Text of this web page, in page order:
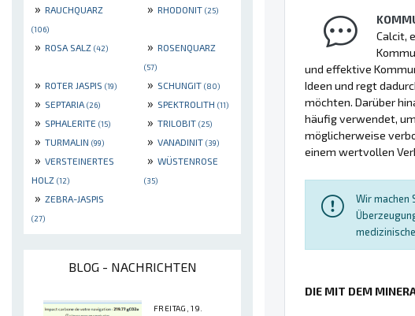
» RAUCHQUARZ
(106)
» RHODONIT (25)
» ROSA SALZ (42) » ROSENQUARZ
(57)
» ROTER JASPIS (19) » SCHUNGIT (80)
» SEPTARIA (26) » SPEKTROLITH (11)
» SPHALERITE (15) » TRILOBIT (25)
» TURMALIN (99) » VANADINIT (39)
» VERSTEINERTES
HOLZ (12)
» WÜSTENROSE
(35)
» ZEBRA-JASPIS
(27)
BLOG - NACHRICHTEN
FREITAG, 19.
Calcit,
und effektive
Ideen und regt
möchten. Darüber
häufig verwendet,
möglicherweise
einem wertvollen
Wir machen
DIE MIT DEM